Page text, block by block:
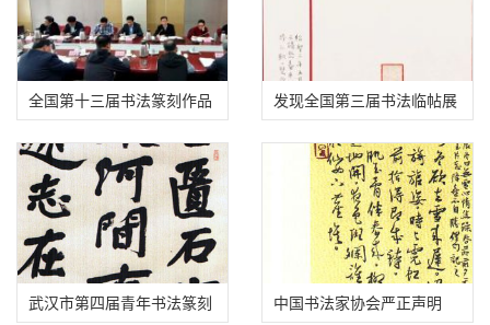
全国第十三届书法篆刻作品
展即将发布征稿启事
发现全国第三届书法临帖展
一件疑似抄袭作品
武汉市第四届青年书法篆刻
中国书法家协会严正声明